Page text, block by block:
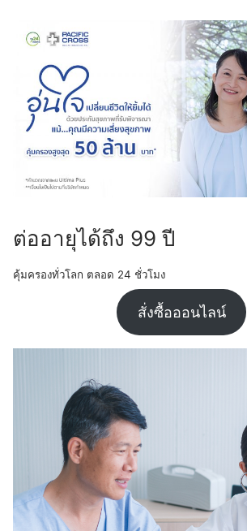
ต่ออายุได้ถึง 99 ปี
คุ้มครองทั่วโลก ตลอด 24 ชั่วโมง
สั่งซื้อออนไลน์